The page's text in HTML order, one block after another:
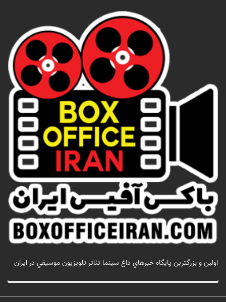
اولين و بزرگترين پايگاه خبرهاي داغ سينما تئاتر تلويزيون موسيقي در ايران